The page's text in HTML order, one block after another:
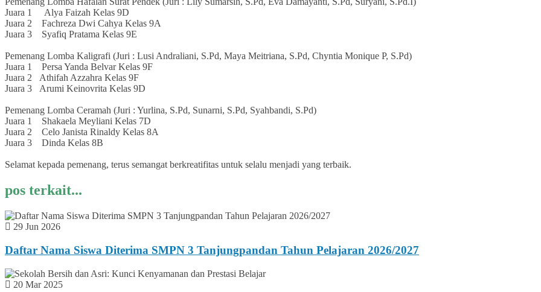
Juara 1 Alya Faizah Kelas 9D
Juara 2 Fachreza Dwi Cahya Kelas 9A
Juara 3 Syafiq Pratama Kelas 9E
Pemenang Lomba Kaligrafi (Juri : Lusi Andraliani, S.Pd, Maya Meitriana, S.Pd, Chyntia Monique P, S.Pd)
Juara 1 Persa Yanda Belvar Kelas 9F
Juara 2 Athifah Azzahra Kelas 9F
Juara 3 Arumi Keinovrita Kelas 9D
Pemenang Lomba Ceramah (Juri : Yurlina, S.Pd, Sunarni, S.Pd, Syahbandi, S.Pd)
Juara 1 Shakaela Meyliani Kelas 7D
Juara 2 Celo Janista Rinaldy Kelas 8A
Juara 3 Dinda Kelas 8B
Selamat kepada pemenang, terus semangat berkreatifitas untuk selalu menjadi yang terbaik.
pos terkait...
29 Jun 2026
Daftar Nama Siswa Diterima SMPN 3 Tanjungpandan Tahun Pelajaran 2026/2027
20 Mar 2025